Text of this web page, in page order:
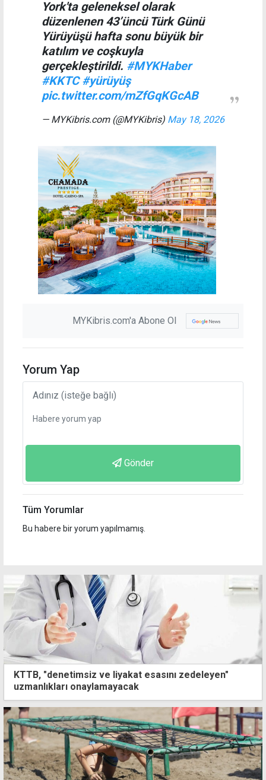
York'ta geleneksel olarak
düzenlenen 43’üncü Türk Günü
Yürüyüşü hafta sonu büyük bir
katılım ve coşkuyla
gerçekleştirildi. #MYKHaber
#KKTC #yürüyüş
pic.twitter.com/mZfGqKGcAB
— MYKibris.com (@MYKibris) May 18, 2026
MYKibris.com'a Abone Ol
Yorum Yap
Gönder
Tüm Yorumlar
Bu habere bir yorum yapılmamış.
KTTB, "denetimsiz ve liyakat esasını zedeleyen"
uzmanlıkları onaylamayacak